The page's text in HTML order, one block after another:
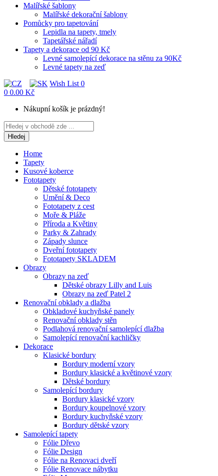
Malířské šablony
Malířské dekorační šablony
Pomůcky pro tapetování
Lepidla na tapety, tmely
Tapetářské nářadí
Tapety a dekorace od 90 Kč
Levné samolepící dekorace na stěnu za 90Kč
Levné tapety na zeď
Wish List 0
0 0.00 Kč
Nákupní košík je prázdný!
Hledej
Home
Tapety
Kusové koberce
Fototapety
Dětské fototapety
Umění & Deco
Fototapety z cest
Moře & Pláže
Příroda a Květiny
Parky & Zahrady
Západy slunce
Dveřní fototapety
Fototapety SKLADEM
Obrazy
Obrazy na zeď
Dětské obrazy Lilly and Luis
Obrazy na zeď Patel 2
Renovační obklady a dlažba
Obkladové kuchyňské panely
Renovační obklady stěn
Podlahová renovační samolepící dlažba
Samolepící renovační kachličky
Dekorace
Klasické bordury
Bordury moderní vzory
Bordury klasické a květinové vzory
Dětské bordury
Samolepící bordury
Bordury klasické vzory
Bordury koupelnové vzory
Bordury kuchyňské vzory
Bordury dětské vzory
Samolepící tapety
Fólie Dřevo
Fólie Design
Fólie na Renovaci dveří
Fólie Renovace nábytku